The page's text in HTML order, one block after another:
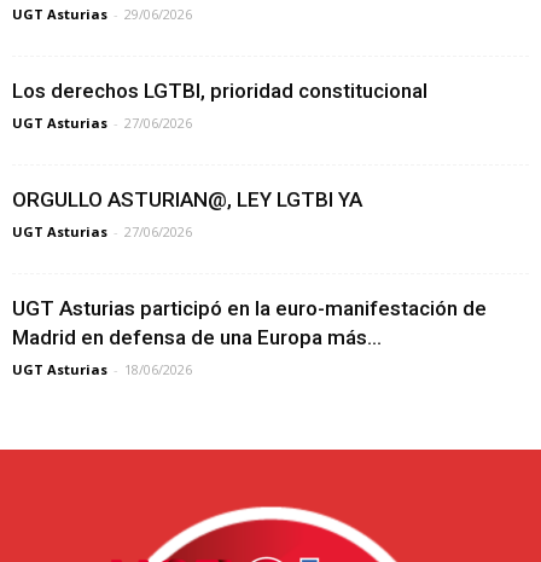
UGT Asturias - 29/06/2026
Los derechos LGTBI, prioridad constitucional
UGT Asturias - 27/06/2026
ORGULLO ASTURIAN@, LEY LGTBI YA
UGT Asturias - 27/06/2026
UGT Asturias participó en la euro-manifestación de
Madrid en defensa de una Europa más...
UGT Asturias - 18/06/2026